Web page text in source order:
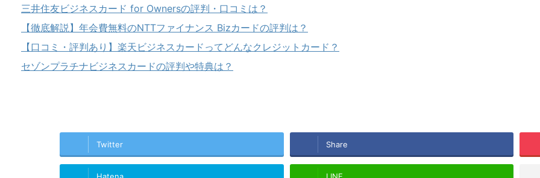
三井住友ビジネスカード for Ownersの評判・口コミは？
【徹底解説】年会費無料のNTTファイナンス Bizカードの評判は？
【口コミ・評判あり】楽天ビジネスカードってどんなクレジットカード？
セゾンプラチナビジネスカードの評判や特典は？
Twitter Share
Hatena LINE